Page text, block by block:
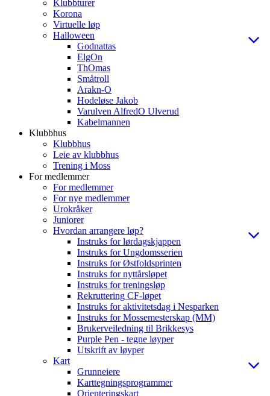
Klubbturer
Korona
Virtuelle løp
Halloween
Godnattas
ElgOn
ThOmas
Småtroll
Arakn-O
Hodeløse Jakob
Varulven AlfredO Ulverud
Kabelmannen
Klubbhus
Klubbhus
Leie av klubbhus
Trening i Moss
For medlemmer
For medlemmer
For nye medlemmer
Urokråker
Juniorer
Hvordan arrangere løp?
Instruks for lørdagskjappen
Instruks for Ungdomsserien
Instruks for Østfoldsprinten
Instruks for nyttårsløpet
Instruks for treningsløp
Rekruttering CF-løpet
Instruks for aktivitetsdag i Nesparken
Instruks for Mossemesterskap (MM)
Brukerveiledning til Brikkesys
Purple Pen - tegne løyper
Utskrift av løyper
Kart
Grunneiere
Karttegningsprogrammer
Orienteringskart